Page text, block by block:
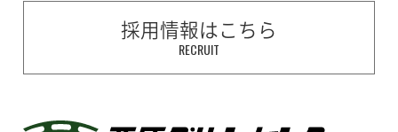
採用情報はこちら
RECRUIT